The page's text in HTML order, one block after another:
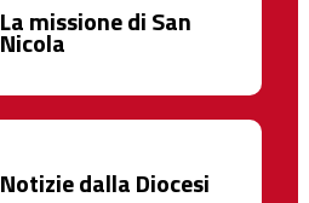
La missione di San
Nicola
Notizie dalla Diocesi